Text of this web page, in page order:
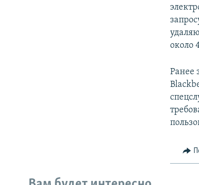
около
Ранее